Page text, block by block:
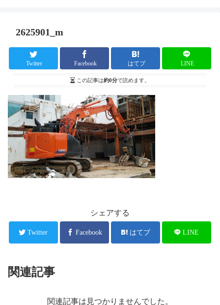
2625901_m
Twitter Facebook はてブ LINE
この記事は約0分で読めます。
シェアする
Twitter Facebook はてブ LINE
関連記事
関連記事は見つかりませんでした。